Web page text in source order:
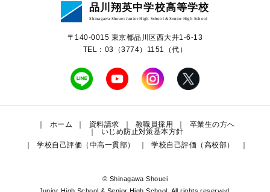
高等学校教育
進路・進学
品川翔英中学校高等学校
Shinagawa Shouei Junior High School & Senior High School
〒140-0015 東京都品川区⻄⼤井1-6-13
TEL：03（3774）1151（代）
ホーム 資料請求 教職員採用
卒業生の方へ
いじめ防止対策基本方針
学校自己評価（中高一貫部）
学校自己評価（高校部）
© Shinagawa Shouei